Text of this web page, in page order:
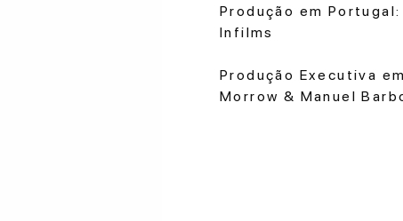
Produção em
Infilms
Produção Executiva
Morrow & Manuel